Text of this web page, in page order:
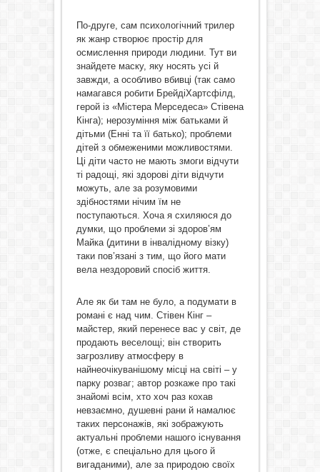
По-друге, сам психологічний трилер
як жанр створює простір для
осмислення природи людини. Тут ви
знайдете маску, яку носять усі й
завжди, а особливо вбивці (так само
намагався робити БрейдіХартсфілд,
герой із «Містера Мерседеса» Стівена
Кінга); нерозуміння між батьками й
дітьми (Енні та її батько); проблеми
дітей з обмеженими можливостями.
Ці діти часто не мають змоги відчути
ті радощі, які здорові діти відчути
можуть, але за розумовими
здібностями нічим їм не
поступаються. Хоча я схиляюся до
думки, що проблеми зі здоров’ям
Майка (дитини в інвалідному візку)
таки пов’язані з тим, що його мати
вела нездоровий спосіб життя.
Але як би там не було, а подумати в
романі є над чим. Стівен Кінг –
майстер, який перенесе вас у світ, де
продають веселощі; він створить
загрозливу атмосферу в
найнеочікуванішому місці на світі – у
парку розваг; автор розкаже про такі
знайомі всім, хто хоч раз кохав
невзаємно, душевні рани й намалює
таких персонажів, які зображують
актуальні проблеми нашого існування
(отже, є спеціально для цього й
вигаданими), але за природою своїх